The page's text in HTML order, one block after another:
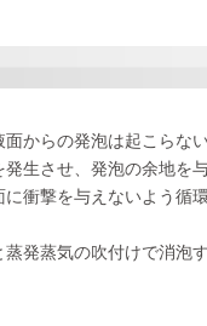
からの発泡は起こらな
生させ、発泡の余地を
衝撃を与えないよう循
発蒸気の吹付けで消泡